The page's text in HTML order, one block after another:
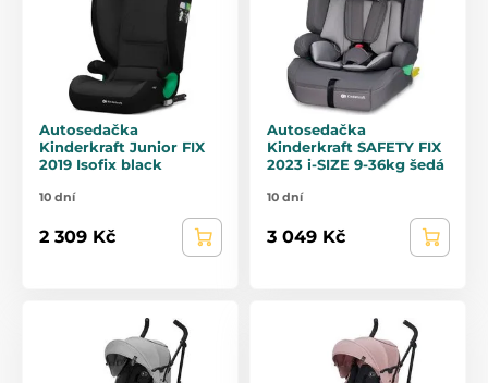
Autosedačka
Kinderkraft Junior FIX
2019 Isofix black
10 dní
2 309 Kč
Autosedačka
Kinderkraft SAFETY FIX
2023 i-SIZE 9-36kg šedá
10 dní
3 049 Kč